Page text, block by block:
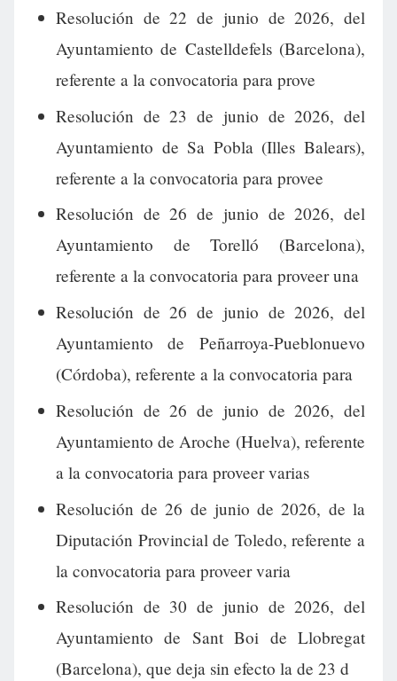
Resolución de 22 de junio de 2026, del
Ayuntamiento de Castelldefels (Barcelona),
referente a la convocatoria para prove
Resolución de 23 de junio de 2026, del
Ayuntamiento de Sa Pobla (Illes Balears),
referente a la convocatoria para provee
Resolución de 26 de junio de 2026, del
Ayuntamiento de Torelló (Barcelona),
referente a la convocatoria para proveer una
Resolución de 26 de junio de 2026, del
Ayuntamiento de Peñarroya-Pueblonuevo
(Córdoba), referente a la convocatoria para
Resolución de 26 de junio de 2026, del
Ayuntamiento de Aroche (Huelva), referente
a la convocatoria para proveer varias
Resolución de 26 de junio de 2026, de la
Diputación Provincial de Toledo, referente a
la convocatoria para proveer varia
Resolución de 30 de junio de 2026, del
Ayuntamiento de Sant Boi de Llobregat
(Barcelona), que deja sin efecto la de 23 d